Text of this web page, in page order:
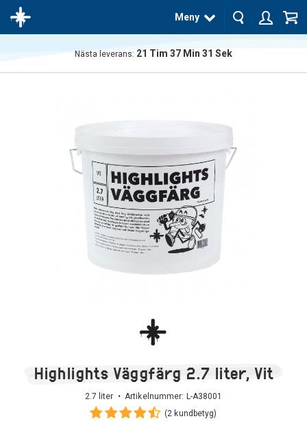
Meny
Nästa leverans: 21 Tim 37 Min 30 Sek
Highlights Väggfärg 2.7 liter, Vit
2.7 liter • Artikelnummer: L-A38001
(2 kundbetyg)